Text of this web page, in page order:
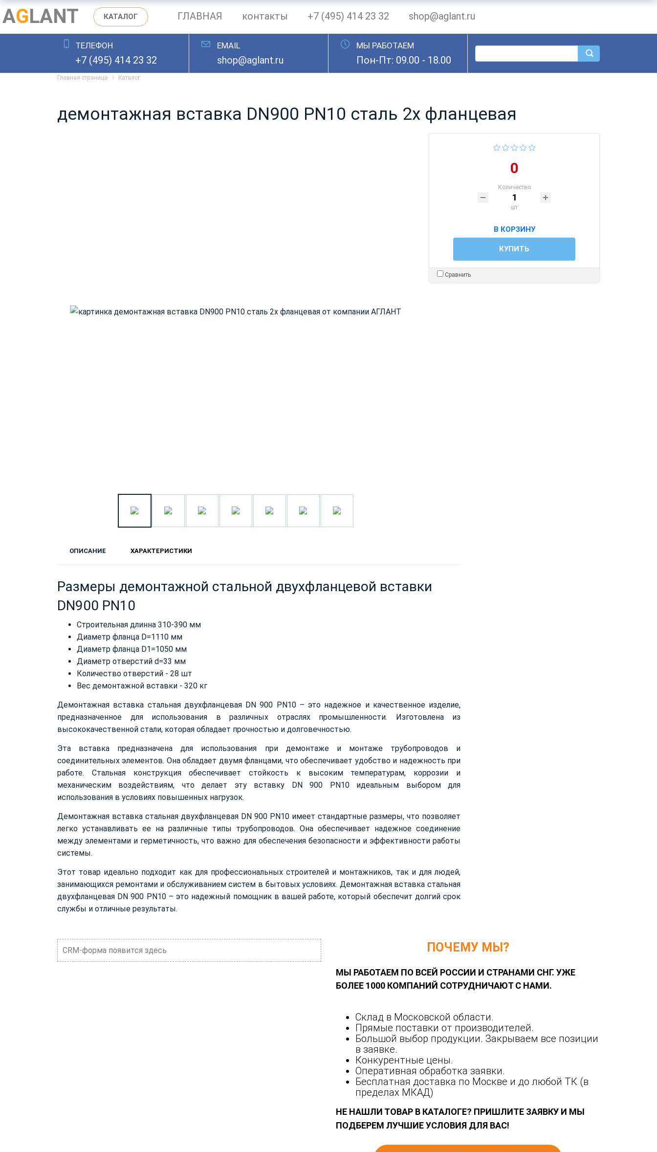
AGLANT КАТАЛОГ ГЛАВНАЯ контакты +7 (495) 414 23 32 shop@aglant.ru
ОСТАВИТЬ ЗАЯВКУТЕЛЕФОН
+7 (495) 414 23 32
EMAIL
shop@aglant.ru
МЫ РАБОТАЕМ
Пон-Пт: 09.00 - 18.00
Главная страница Каталог
демонтажная вставка DN900 PN10 сталь 2х фланцевая
0
Количество
шт
В КОРЗИНУ
КУПИТЬ
Сравнить
ОПИСАНИЕ ХАРАКТЕРИСТИКИ
Размеры демонтажной стальной двухфланцевой вставки
DN900 PN10
Строительная длинна 310-390 мм
Диаметр фланца D=1110 мм
Диаметр фланца D1=1050 мм
Диаметр отверстий d=33 мм
Количество отверстий - 28 шт
Вес демонтажной вставки - 320 кг
Демонтажная вставка стальная двухфланцевая DN 900 PN10 – это надежное и качественное изделие,
предназначенное для использования в различных отраслях промышленности. Изготовлена из
высококачественной стали, которая обладает прочностью и долговечностью.
Эта вставка предназначена для использования при демонтаже и монтаже трубопроводов и
соединительных элементов. Она обладает двумя фланцами, что обеспечивает удобство и надежность при
работе. Стальная конструкция обеспечивает стойкость к высоким температурам, коррозии и
механическим воздействиям, что делает эту вставку DN 900 PN10 идеальным выбором для
использования в условиях повышенных нагрузок.
Демонтажная вставка стальная двухфланцевая DN 900 PN10 имеет стандартные размеры, что позволяет
легко устанавливать ее на различные типы трубопроводов. Она обеспечивает надежное соединение
между элементами и герметичность, что важно для обеспечения безопасности и эффективности работы
системы.
Этот товар идеально подходит как для профессиональных строителей и монтажников, так и для людей,
занимающихся ремонтами и обслуживанием систем в бытовых условиях. Демонтажная вставка стальная
двухфланцевая DN 900 PN10 – это надежный помощник в вашей работе, который обеспечит долгий срок
службы и отличные результаты.
CRM-форма появится здесь ПОЧЕМУ МЫ?
МЫ РАБОТАЕМ ПО ВСЕЙ РОССИИ И СТРАНАМИ СНГ. УЖЕ
БОЛЕЕ 1000 КОМПАНИЙ СОТРУДНИЧАЮТ С НАМИ.
Склад в Московской области.
Прямые поставки от производителей.
Большой выбор продукции. Закрываем все позиции
в заявке.
Конкурентные цены.
Оперативная обработка заявки.
Бесплатная доставка по Москве и до любой ТК (в
пределах МКАД)
НЕ НАШЛИ ТОВАР В КАТАЛОГЕ? ПРИШЛИТЕ ЗАЯВКУ И МЫ
ПОДБЕРЕМ ЛУЧШИЕ УСЛОВИЯ ДЛЯ ВАС!